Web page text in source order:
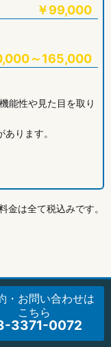
￥99,000
～165,000
能性や見た目を取り
ります。
金は全て税込みです。
・お問い合わせは
こちら
3371-0072
Reserved.
写・転載を禁じま